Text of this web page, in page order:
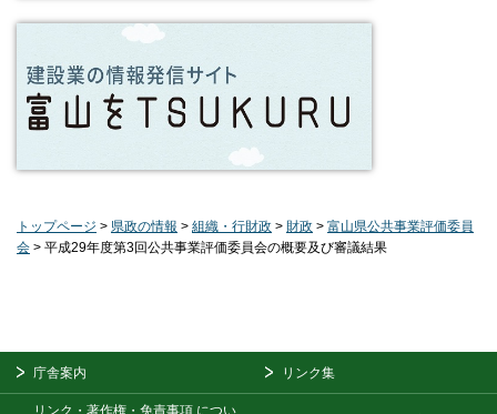
トップページ > 県政の情報 > 組織・行財政 > 財政 > 富山県公共事業評価委員
会 > 平成29年度第3回公共事業評価委員会の概要及び審議結果
庁舎案内 リンク集